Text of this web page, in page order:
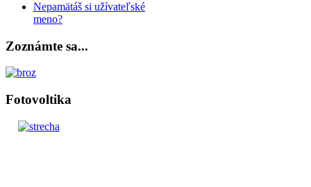
Nepamätáš si užívateľské
meno?
Zoznámte sa...
Fotovoltika